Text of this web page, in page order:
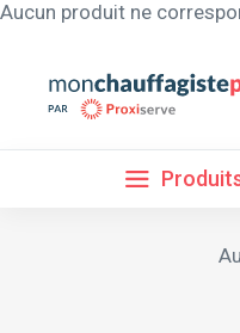
Aucun produit ne